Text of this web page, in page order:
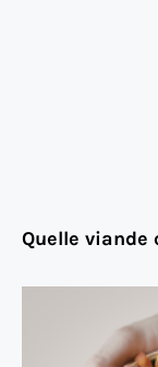
Quelle